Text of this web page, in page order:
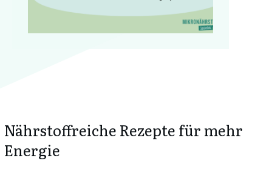
Nährstoffreiche Rezepte für mehr
Energie